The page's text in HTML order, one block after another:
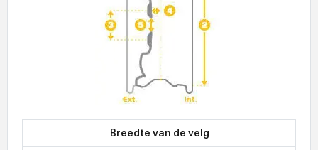
Breedte van de velg